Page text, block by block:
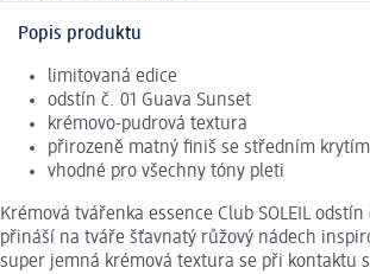
Popis produktu
limitovaná edice
odstín č. 01 Guava Sunset
krémovo-pudrová textura
přirozeně matný finiš se středním krytím
vhodné pro všechny tóny pleti
Krémová tvářenka essence Club SOLEIL
přináší na tváře šťavnatý růžový nádech
super jemná krémová textura se při kontaktu